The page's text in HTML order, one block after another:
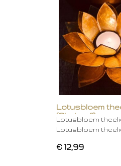
Lotusbloem
(Chakra 3)
Lotusbloem
Lotusbloem
€ 12,99